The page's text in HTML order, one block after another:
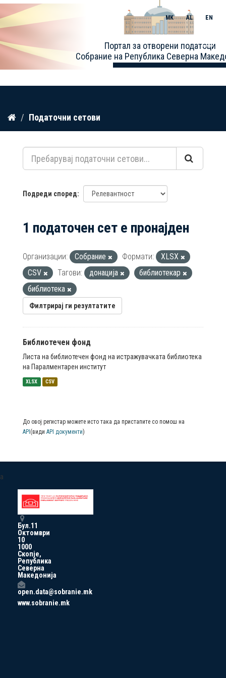
Прескокнете
содржина
Портал за отворени податоци
Собрание на Република Северна
MK AL EN
Toggle
Податочни сетови
Подреди според
1 податочен сет е пронајден
Организации: Собрание Формати:
XLSX
CSV
Тагови: донација
библиотекар
библиотека
Филтрирај ги резултатите
Библиотечен фонд
Листа на библиотечен фонд на истражувачката библиотека
на Паралментарен институт
XLSX CSV
До овој регистар можете исто така да пристапите со помош на
API (види API документи)
a
Бул.11
Октомври
10
1000
Скопје,
Република
Северна
Македонија
open.data@sobranie.mk
www.sobranie.mk